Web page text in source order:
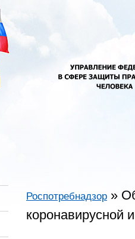
Роспотребнадзор »
коронавирусной